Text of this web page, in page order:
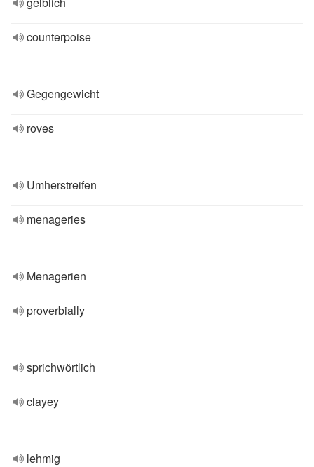
counterpoise
Gegengewicht
roves
Umherstreifen
menageries
Menagerien
proverbially
sprichwörtlich
clayey
lehmig